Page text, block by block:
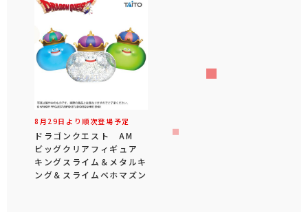
8月29日より順次登場予定
ドラゴンクエスト AM
ビッグクリアフィギュア
キングスライム＆メタルキ
ング＆スライムベホマズン